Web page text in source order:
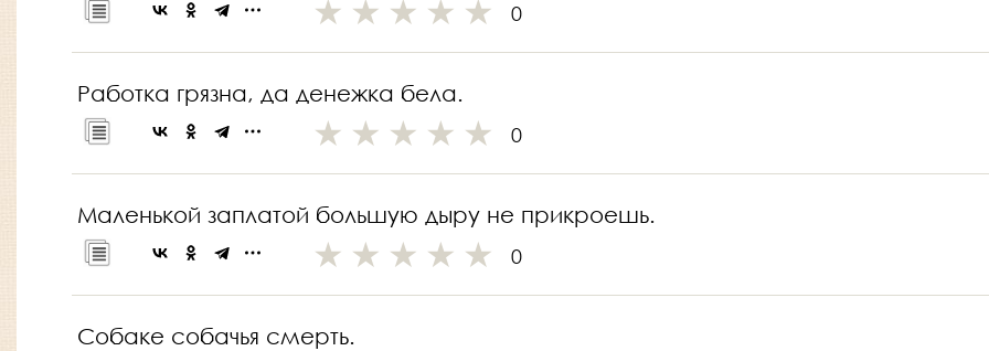
0
Работка грязна, да денежка бела.
0
Маленькой заплатой большую дыру не прикроешь.
0
Собаке собачья смерть.